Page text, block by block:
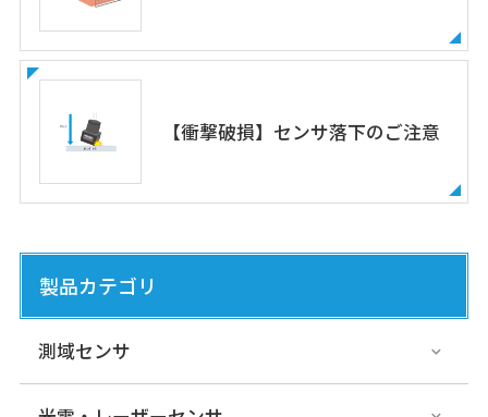
【衝撃破損】センサ落下のご注意
製品カテゴリ
測域センサ